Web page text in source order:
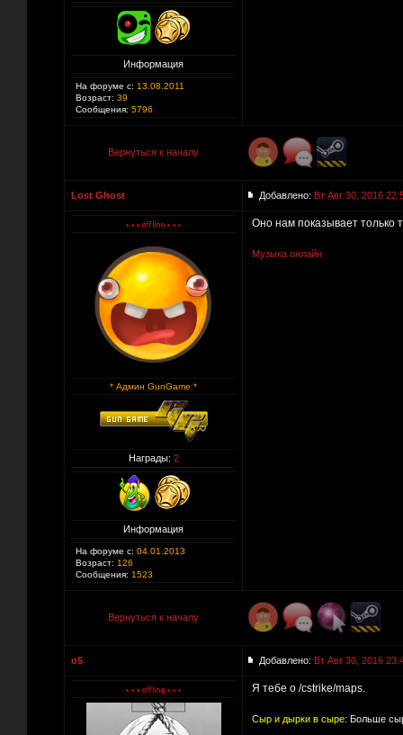
Информация
На форуме с: 13.08.2011
Возраст: 39
Сообщения: 5796
Вернуться к началу
Lost Ghost Добавлено: Вт Авг 30, 2016
* Админ GunGame *
Награды: 2
Информация
На форуме с: 04.01.2013
Возраст: 126
Сообщения: 1523
Оно нам показывает только
Музыка онлайн
Вернуться к началу
o5 Добавлено: Вт Авг 30, 2016
Я тебе о /cstrike/maps.
Сыр и дырки в сыре: Больше